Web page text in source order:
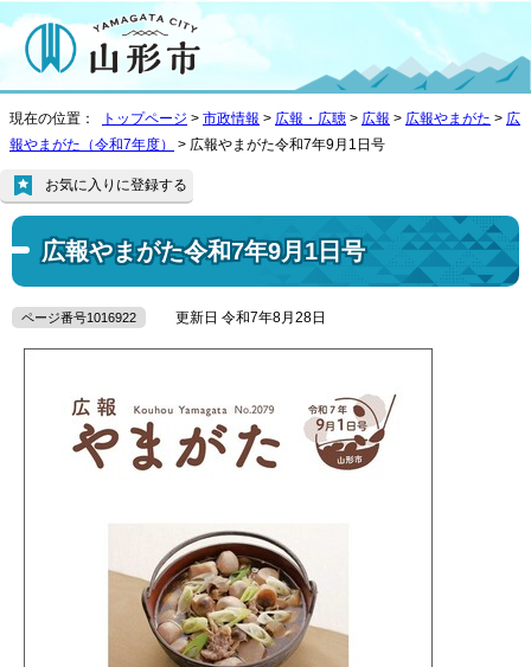
現在の位置： トップページ > 市政情報 > 広報・広聴 > 広報 > 広報やまがた > 広
報やまがた（令和7年度）
> 広報やまがた令和7年9月1日号
広報やまがた令和7年9月1日号
お気に入りに登録する
ページ番号1016922 更新日 令和7年8月28日